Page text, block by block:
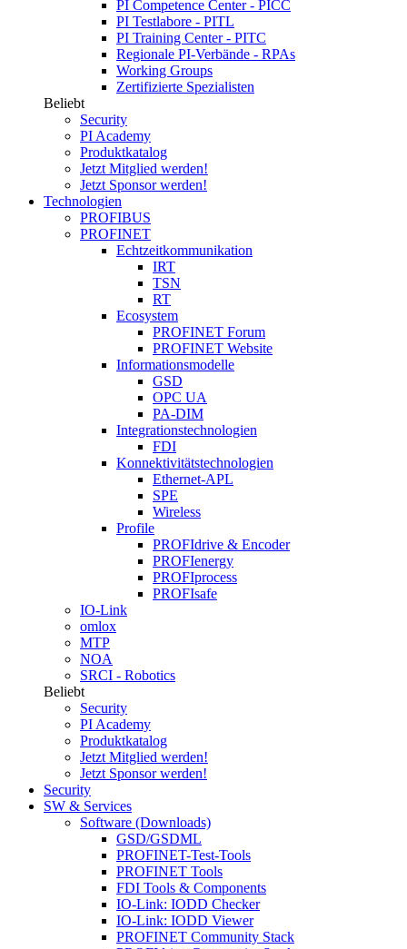
PI Competence Center - PICC
PI Testlabore - PITL
PI Training Center - PITC
Regionale PI-Verbände - RPAs
Working Groups
Zertifizierte Spezialisten
Beliebt
Security
PI Academy
Produktkatalog
Jetzt Mitglied werden!
Jetzt Sponsor werden!
Technologien
PROFIBUS
PROFINET
Echtzeitkommunikation
IRT
TSN
RT
Ecosystem
PROFINET Forum
PROFINET Website
Informationsmodelle
GSD
OPC UA
PA-DIM
Integrationstechnologien
FDI
Konnektivitätstechnologien
Ethernet-APL
SPE
Wireless
Profile
PROFIdrive & Encoder
PROFIenergy
PROFIprocess
PROFIsafe
IO-Link
omlox
MTP
NOA
SRCI - Robotics
Beliebt
Security
PI Academy
Produktkatalog
Jetzt Mitglied werden!
Jetzt Sponsor werden!
Security
SW & Services
Software (Downloads)
GSD/GSDML
PROFINET-Test-Tools
PROFINET Tools
FDI Tools & Components
IO-Link: IODD Checker
IO-Link: IODD Viewer
PROFINET Community Stack